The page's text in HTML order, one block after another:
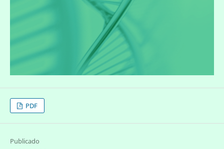
PDF
Publicado